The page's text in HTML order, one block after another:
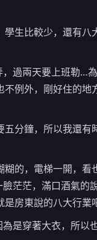
生比較少，還有八
過兩天要上班勒…
例外，剛好住的地
分鐘，所以我還有
的，電梯一開，看
茫茫，滿口酒氣的
房東說的八大行業
是穿著大衣，所以